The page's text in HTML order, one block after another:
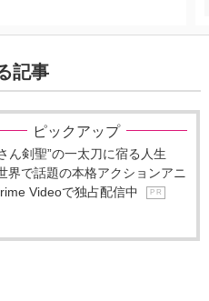
記事
ピックアップ
ん剣聖”の一太刀に宿る人生
で話題の本格アクションアニ
Videoで独占配信中
P R